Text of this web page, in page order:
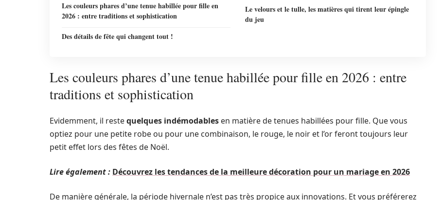
Les couleurs phares d’une tenue habillée pour fille en
2026 : entre traditions et sophistication
Le velours et le tulle, les matières qui tirent leur épingle
du jeu
Des détails de fête qui changent tout !
Les couleurs phares d’une tenue habillée pour fille en 2026 : entre
traditions et sophistication
Evidemment, il restequelques indémodables en matière de tenues habillées pour fille. Que vous
optiez pour une petite robe ou pour une combinaison, le rouge, le noir et l’or feront toujours leur
petit effet lors des fêtes de Noël.
Lire également : Découvrez les tendances de la meilleure décoration pour un mariage en 2026
De manière générale, la période hivernale n’est pas très propice aux innovations. Et vous préférerez